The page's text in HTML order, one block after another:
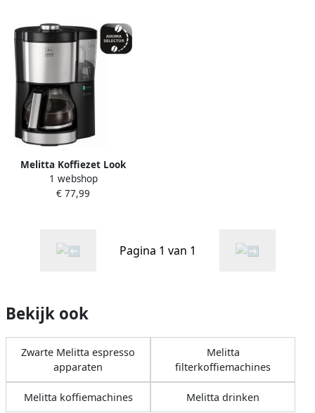
Melitta Koffiezet Look
Perfection Zwart 6766589 |
Filterkoffiezetapparaten |
1 webshop
€ 77,99
Pagina 1 van 1
Bekijk ook
Zwarte Melitta espresso
apparaten
Melitta
filterkoffiemachines
Melitta koffiemachines Melitta drinken